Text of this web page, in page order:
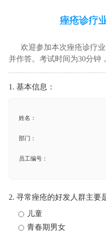
痤疮诊疗
欢迎参加本次痤疮诊疗
并作答。考试时间为30分钟
1. 基本信息：
姓名：
部门：
员工编号：
2. 寻常痤疮的好发人群主要
儿童
青春期男女